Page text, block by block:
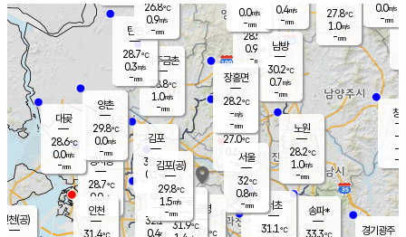
양주
28.5℃
0.9
-mm
과천
경기광주
경서동
28.7℃
0.0m/s
-mm
파주금촌
28.8℃
1.0m/s
-mm
27.8℃
1.0m/s
-mm
대곶
28.6℃
0.0m/s
-mm
창
-
-m/
-
탄현
28.7℃
0.3m/s
-mm
0.0m/s
-mm
김포
30.2℃
0.1 m/s
mm
광명
33.0
℃
부천
32.1℃
0.4m/s
양촌
29.8℃
0.0m/s
-mm
구로
31.9℃
은평
27.0℃
0.2 m/s
- mm
노원
28.2℃
1.0m/s
-mm
송파*
33.3℃
서초
31.1℃
남방
30.2℃
0.7m/s
-mm
장흥면
28.2℃
-m/s
-mm
0.0m/s
-mm
인천(공)
김포(공)
29.8℃
1.5m/s
-mm
인천
31.4℃
서울
32℃
0.8m/s
-mm
26.8℃
0.9m/s
-mm
0.4m/s
-mm